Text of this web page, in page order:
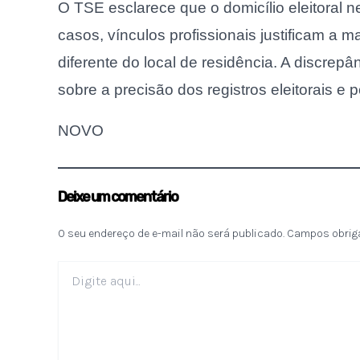
O TSE esclarece que o domicílio eleitoral
casos, vínculos profissionais justificam a
diferente do local de residência. A
sobre a precisão dos registros eleitorais e
NOVO
Deixe um comentário
O seu endereço de e-mail não será publicado. Campos
aqui...